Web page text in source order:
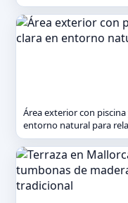
Área exterior con
entorno natural para